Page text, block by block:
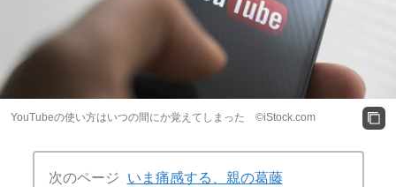
YouTubeの使い方はいつの間にか覚えてしまった ©iStock.com
次のページ いま痛感する、親の葛藤